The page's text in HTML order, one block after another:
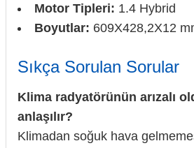
Motor Tipleri: 1.4 Hybrid
Boyutlar: 609X428,2X12
Sıkça Sorulan Sorular
Klima radyatörünün arızalı
anlaşılır?
Klimadan soğuk hava